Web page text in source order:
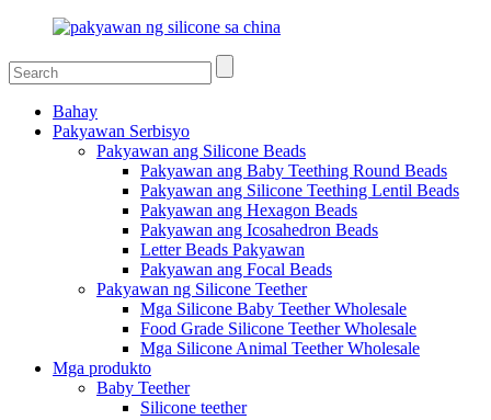
Bahay
Pakyawan Serbisyo
Pakyawan ang Silicone Beads
Pakyawan ang Baby Teething Round Beads
Pakyawan ang Silicone Teething Lentil Beads
Pakyawan ang Hexagon Beads
Pakyawan ang Icosahedron Beads
Letter Beads Pakyawan
Pakyawan ang Focal Beads
Pakyawan ng Silicone Teether
Mga Silicone Baby Teether Wholesale
Food Grade Silicone Teether Wholesale
Mga Silicone Animal Teether Wholesale
Mga produkto
Baby Teether
Silicone teether